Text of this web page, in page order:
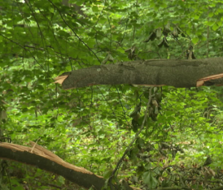
l'article "Sécheresse : attention